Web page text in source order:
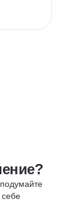
себе